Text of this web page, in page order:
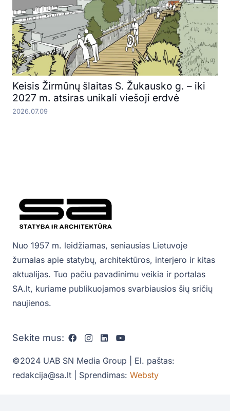
Keisis Žirmūnų šlaitas S. Žukausko g. – iki
2027 m. atsiras unikali viešoji erdvė
2026.07.09
Nuo 1957 m. leidžiamas, seniausias Lietuvoje
žurnalas apie statybų, architektūros, interjero ir kitas
aktualijas. Tuo pačiu pavadinimu veikia ir portalas
SA.lt, kuriame publikuojamos svarbiausios šių sričių
naujienos.
Sekite mus:
©2024 UAB SN Media Group | El. paštas:
redakcija@sa.lt | Sprendimas: Websty